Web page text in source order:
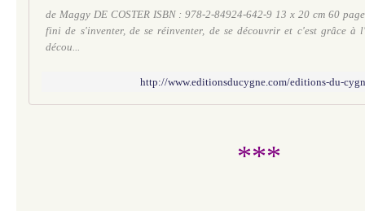
de Maggy DE COSTER ISBN : 978-2-84924-642-9 13 x 20 cm 60
fini de s'inventer, de se réinventer, de se découvrir et c'est grâce
décou...
http://www.editionsducygne.com/editions-du-
***